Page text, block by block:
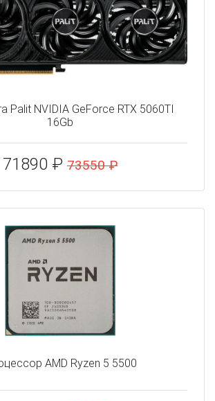
Palit NVIDIA GeForce RTX 5060TI
16Gb
71890 ₽ 73550 ₽
AMD Ryzen 5 5500